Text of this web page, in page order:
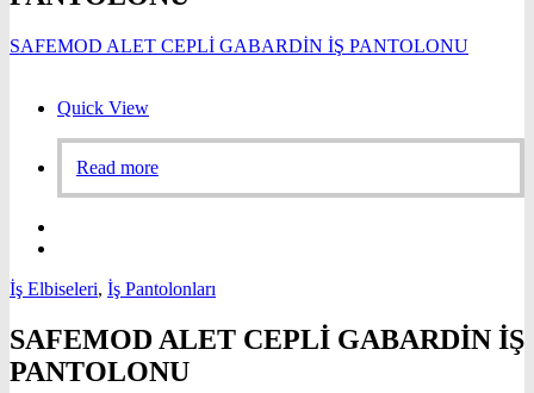
SAFEMOD ALET CEPLİ GABARDİN İŞ PANTOLONU
Quick View
Read more
İş Elbiseleri, İş Pantolonları
SAFEMOD ALET CEPLİ GABARDİN İŞ
PANTOLONU